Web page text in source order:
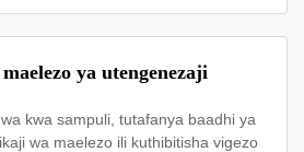
ya utengenezaji
kwa sampuli, tutafanya baadhi ya
wa maelezo ili kuthibitisha vigezo